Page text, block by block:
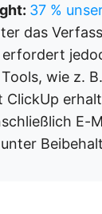
37 %
das
erfordert
wie z.
ClickUp
E-